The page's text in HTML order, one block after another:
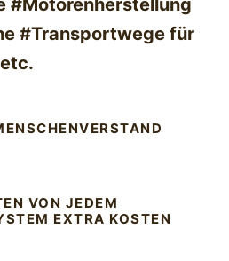
#Motorenherstellung
#Transportwege für
VON JEDEM
EXTRA KOSTEN